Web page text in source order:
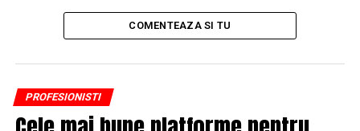
Potrivit acestuia, deprecierea este susţinută de inflaţie,
Întrebat dacă anul acesta am mai putea vedea presiuni
COMENTEAZA SI TU
PROFESIONISTI